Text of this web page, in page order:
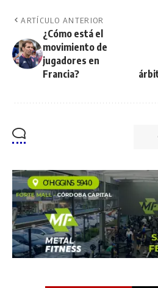
ARTÍCULO ANTERIOR
¿Cómo está el
movimiento de
jugadores en
Francia?